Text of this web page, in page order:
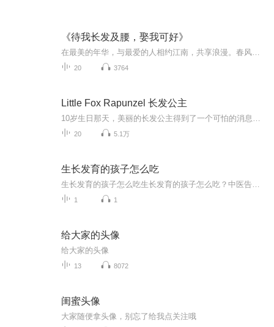
《待我长发及腰，娶我可好》
20 3764
Little Fox Rapunzel 长发公主
20 5.1万
生长发育的孩子怎么吃
1 1
给大家的头像
给大家的头像
13 8072
闺蜜头像
大家随便拿头像，别忘了给我点关注哦